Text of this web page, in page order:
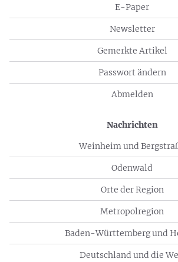
E-Paper
Newsletter
Gemerkte Artikel
Passwort ändern
Abmelden
Nachrichten
Weinheim und
Odenwald
Orte der Region
Metropolregion
Baden-Württemberg und
Deutschland und die